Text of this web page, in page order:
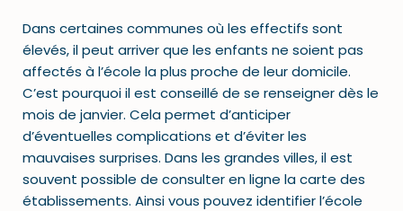
Dans certaines communes où les effectifs sont
élevés, il peut arriver que les enfants ne soient pas
affectés à l’école la plus proche de leur domicile.
C’est pourquoi il est conseillé de se renseigner dès le
mois de janvier. Cela permet d’anticiper
d’éventuelles complications et d’éviter les
mauvaises surprises. Dans les grandes villes, il est
souvent possible de consulter en ligne la carte des
établissements. Ainsi vous pouvez identifier l’école